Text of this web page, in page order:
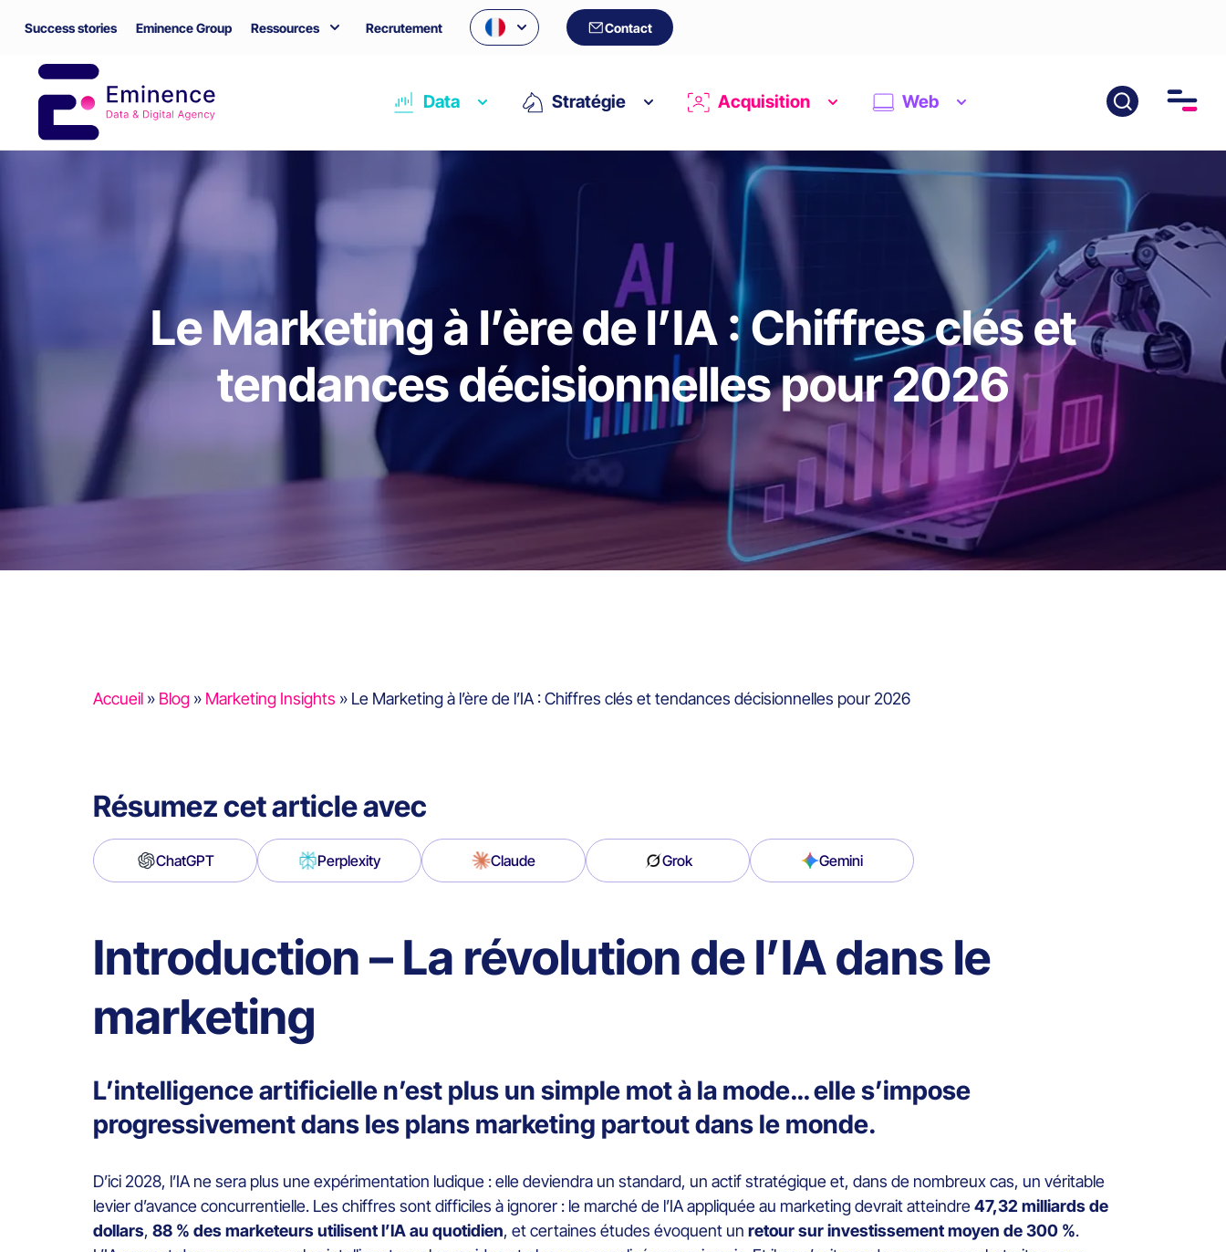
Success stories Eminence Group Ressources Recrutement Contact
Data Stratégie Acquisition Web
Le Marketing à l’ère de l’IA : Chiffres clés et
tendances décisionnelles pour 2026
Accueil » Blog » Marketing Insights » Le Marketing à l’ère de l’IA : Chiffres clés et tendances décisionnelles pour 2026
Résumez cet article avec
ChatGPT Perplexity Claude Grok Gemini
Introduction – La révolution de l’IA dans le
marketing
L’intelligence artificielle n’est plus un simple mot à la mode… elle s’impose
progressivement dans les plans marketing partout dans le monde.
D’ici 2028, l’IA ne sera plus une expérimentation ludique : elle deviendra un standard, un actif stratégique et, dans de nombreux cas, un véritable
levier d’avance concurrentielle. Les chiffres sont difficiles à ignorer : le marché de l’IA appliquée au marketing devrait atteindre47,32 milliards de
dollars, 88 % des marketeurs utilisent l’IA au quotidien, et certaines études évoquent un retour sur investissement moyen de 300 %.